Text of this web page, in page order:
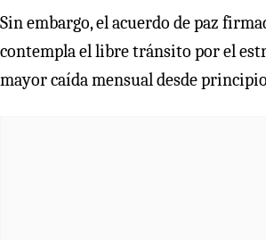
Sin embargo, el acuerdo de paz
contempla el libre tránsito por el
mayor caída mensual desde